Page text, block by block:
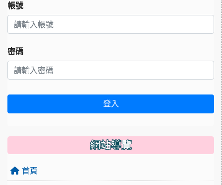
帳號
密碼
登入
網站導覽
首頁